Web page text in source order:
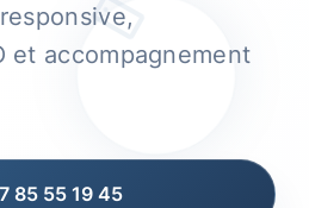
et accompagnement
85 55 19 45